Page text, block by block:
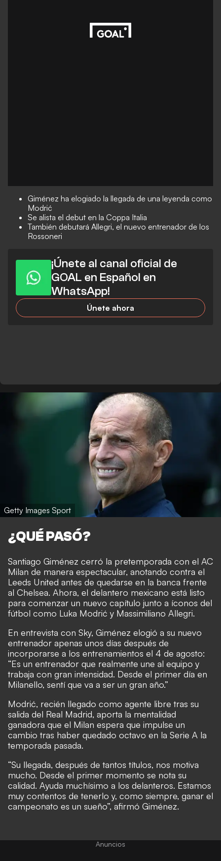
Giménez ha elogiado la llegada de una leyenda como
Modrić
Se alista el debut en la Coppa Italia
También debutará Allegri, el nuevo entrenador de los
Rossoneri
¡Únete al canal oficial de
GOAL en Español en
WhatsApp!
Únete ahora
Getty Images Sport
¿QUÉ PASÓ?
Santiago Giménez cerró la pretemporada con el AC
Milan de manera espectacular, anotando contra el
Leeds United antes de quedarse en la banca frente
al Chelsea. Ahora, el delantero mexicano está listo
para comenzar un nuevo capítulo junto a íconos del
fútbol como Luka Modrić y Massimiliano Allegri.
En entrevista con Sky, Giménez elogió a su nuevo
entrenador apenas unos días después de
incorporarse a los entrenamientos el 4 de agosto:
“Es un entrenador que realmente une al equipo y
trabaja con gran intensidad. Desde el primer día en
Milanello, sentí que va a ser un gran año.”
Modrić, recién llegado como agente libre tras su
salida del Real Madrid, aporta la mentalidad
ganadora que el Milan espera que impulse un
cambio tras haber quedado octavo en la Serie A la
temporada pasada.
“Su llegada, después de tantos títulos, nos motiva
mucho. Desde el primer momento se nota su
calidad. Ayuda muchísimo a los delanteros. Estamos
muy contentos de tenerlo y, como siempre, ganar el
campeonato es un sueño”, afirmó Giménez.
Anuncios